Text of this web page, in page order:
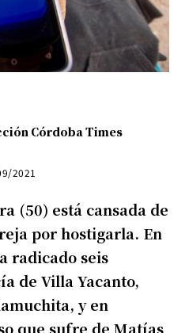
Córdoba Times
2021
(50) está cansada de
por hostigarla. En
radicado seis
de Villa Yacanto,
y en
que sufre de Matías